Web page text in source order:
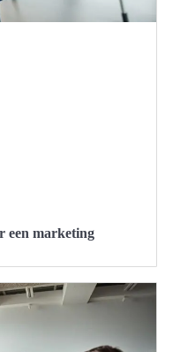
een marketing